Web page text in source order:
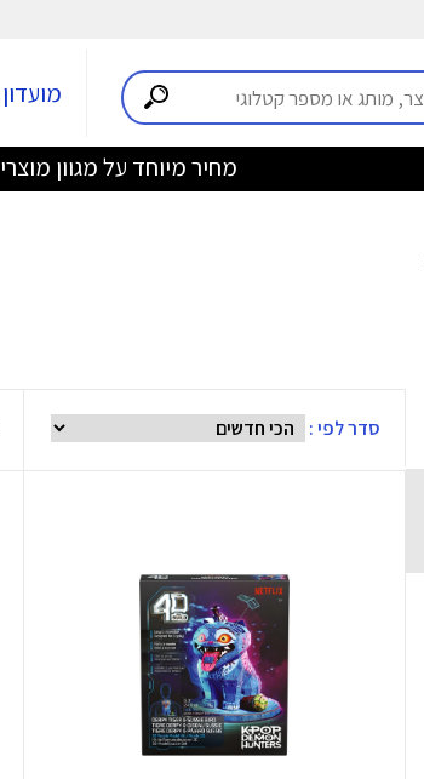
מועדון My Bug
מחיר מיוחד על מגוון מוצרי PETKIT לחברי מועדון >>
סדר לפי :